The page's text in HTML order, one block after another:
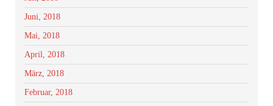
Juni, 2018
Mai, 2018
April, 2018
März, 2018
Februar, 2018